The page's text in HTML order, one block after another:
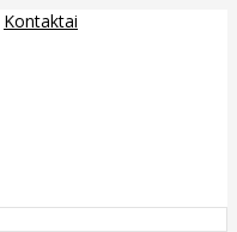
Kontaktai